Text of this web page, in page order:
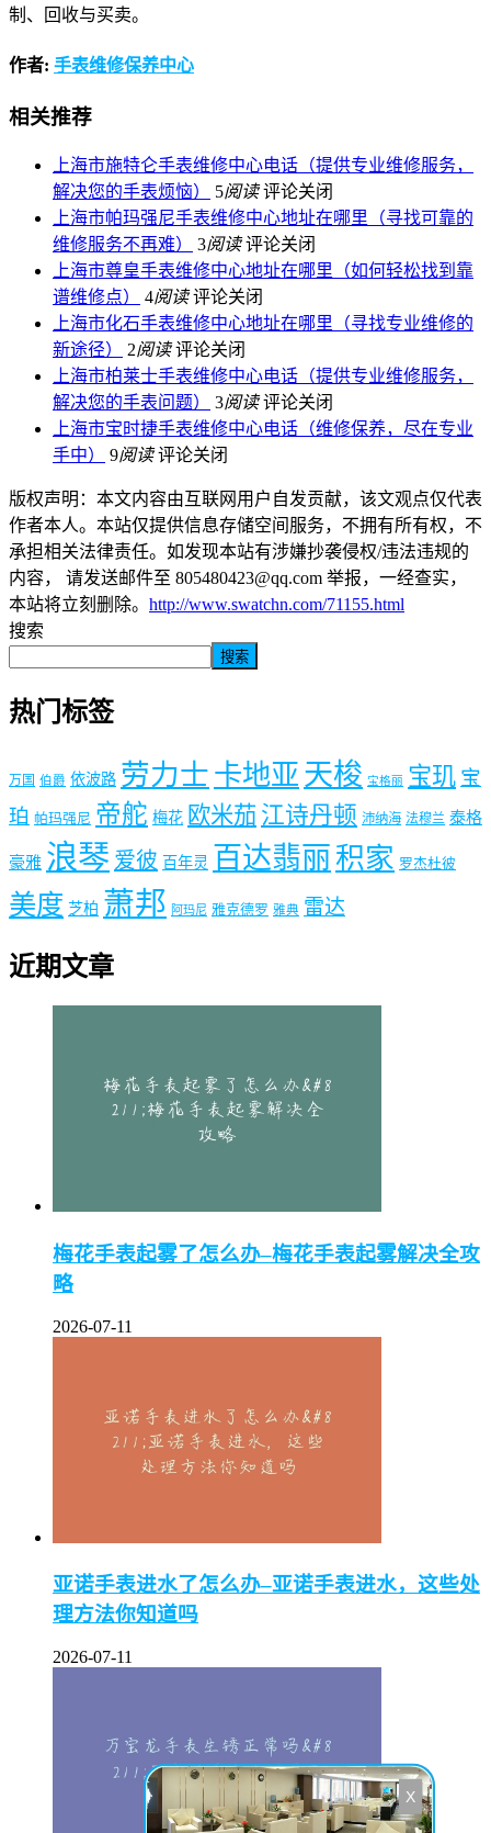
作者: 手表维修保养中心
相关推荐
上海市施特仑手表维修中心电话（提供专业维修服务，
解决您的手表烦恼）
5阅读 评论关闭
上海市帕玛强尼手表维修中心地址在哪里（寻找可靠的
维修服务不再难）
3阅读 评论关闭
上海市尊皇手表维修中心地址在哪里（如何轻松找到靠
谱维修点）
4阅读 评论关闭
上海市化石手表维修中心地址在哪里（寻找专业维修的
新途径）
2阅读 评论关闭
上海市柏莱士手表维修中心电话（提供专业维修服务，
解决您的手表问题）
3阅读 评论关闭
上海市宝时捷手表维修中心电话（维修保养，尽在专业
手中）
9阅读 评论关闭
版权声明：本文内容由互联网用户自发贡献，该文观点仅代表
作者本人。本站仅提供信息存储空间服务，不拥有所有权，不
承担相关法律责任。如发现本站有涉嫌抄袭侵权/违法违规的
内容， 请发送邮件至 805480423@qq.com 举报，一经查实，
本站将立刻删除。 http://www.swatchn.com/71155.html
搜索
搜索
热门标签
万国 伯爵 依波路 劳力士 卡地亚 天梭 宝格丽 宝玑 宝
珀 帕玛强尼 帝舵 梅花 欧米茄 江诗丹顿 沛纳海 法穆兰 泰格
豪雅 浪琴 爱彼 百年灵 百达翡丽 积家 罗杰杜彼
美度 芝柏 萧邦 阿玛尼 雅克德罗 雅典 雷达
近期文章
梅花手表起雾了怎么办–梅花手表起雾解决全攻
略
2026-07-11
亚诺手表进水了怎么办–亚诺手表进水，这些处
理方法你知道吗
2026-07-11
X